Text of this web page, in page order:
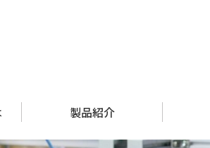
製品紹介